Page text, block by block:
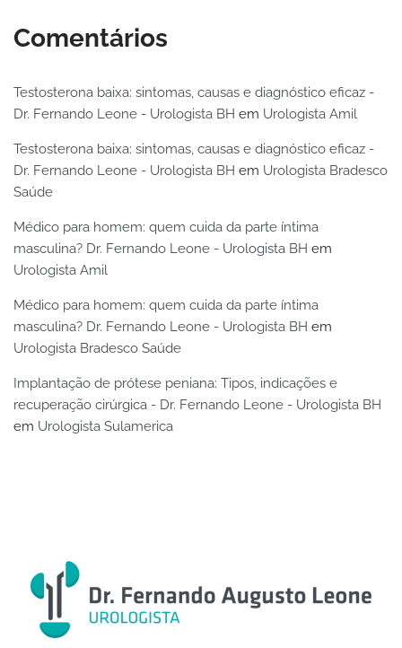
Comentários
Testosterona baixa: sintomas, causas e diagnóstico eficaz -
Dr. Fernando Leone - Urologista BH em Urologista Amil
Testosterona baixa: sintomas, causas e diagnóstico eficaz -
Dr. Fernando Leone - Urologista BH em Urologista Bradesco
Saúde
Médico para homem: quem cuida da parte íntima
masculina? Dr. Fernando Leone - Urologista BH em
Urologista Amil
Médico para homem: quem cuida da parte íntima
masculina? Dr. Fernando Leone - Urologista BH em
Urologista Bradesco Saúde
Implantação de prótese peniana: Tipos, indicações e
recuperação cirúrgica - Dr. Fernando Leone - Urologista BH
em Urologista Sulamerica